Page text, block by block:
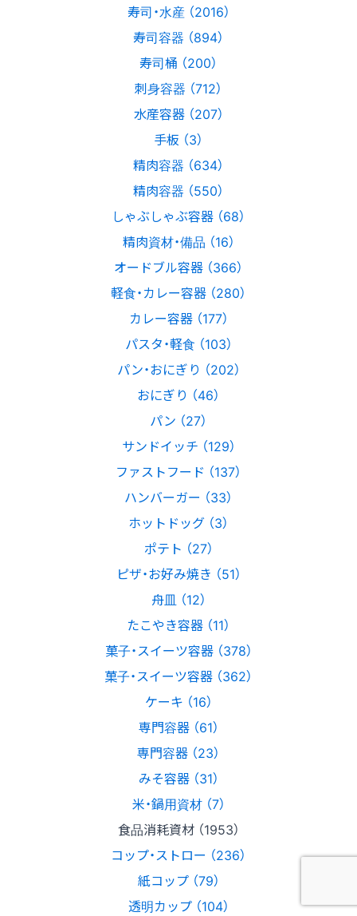
寿司・水産 （2016）
寿司容器 （894）
寿司桶 （200）
刺身容器 （712）
水産容器 （207）
手板 （3）
精肉容器 （634）
精肉容器 （550）
しゃぶしゃぶ容器 （68）
精肉資材・備品 （16）
オードブル容器 （366）
軽食・カレー容器 （280）
カレー容器 （177）
パスタ・軽食 （103）
パン・おにぎり （202）
おにぎり （46）
パン （27）
サンドイッチ （129）
ファストフード （137）
ハンバーガー （33）
ホットドッグ （3）
ポテト （27）
ピザ・お好み焼き （51）
舟皿 （12）
たこやき容器 （11）
菓子・スイーツ容器 （378）
菓子・スイーツ容器 （362）
ケーキ （16）
専門容器 （61）
専門容器 （23）
みそ容器 （31）
米・鍋用資材 （7）
食品消耗資材 （1953）
コップ・ストロー （236）
紙コップ （79）
透明カップ （104）